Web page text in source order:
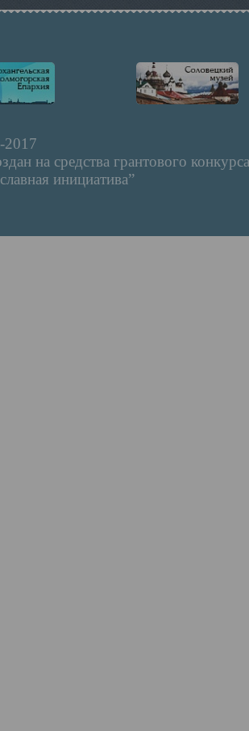
на средства грантового конкурса
инициатива”